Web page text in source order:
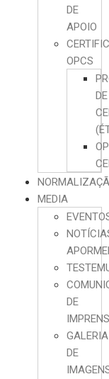
DE
APOIO
OPCS
DE
MEDIA
DE
GALERIA
DE